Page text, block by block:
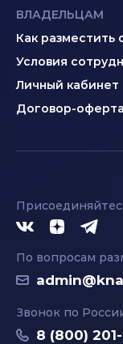
ВЛАДЕЛЬЦАМ
Как разместить
Условия
Личный кабинет
Договор-оферта
По вопросам
Звонок по
8 (800)